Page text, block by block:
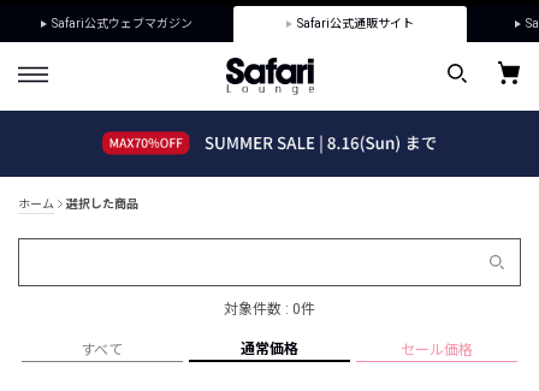
Safari公式ウェブマガジン Safari公式通販サイト
ホーム 選択した商品
対象件数 : 0件
すべて 通常価格 セール価格